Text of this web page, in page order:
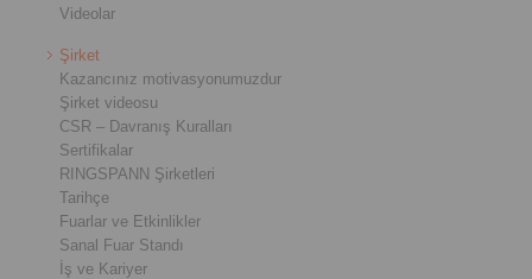
Videolar
Şirket
Kazancınız motivasyonumuzdur
Şirket videosu
CSR – Davranış Kuralları
Sertifikalar
RINGSPANN Şirketleri
Tarihçe
Fuarlar ve Etkinlikler
Sanal Fuar Standı
İş ve Kariyer